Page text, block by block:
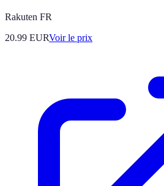
Rakuten FR
20.99 EURVoir le prix